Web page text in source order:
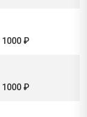
1000 ₽
1000 ₽